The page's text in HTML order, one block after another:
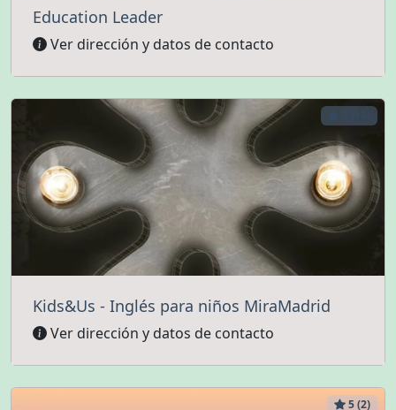
Education Leader
Ver dirección y datos de contacto
Kids&Us - Inglés para niños MiraMadrid
Ver dirección y datos de contacto
5 (2)